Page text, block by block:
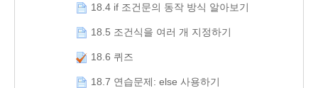
18.4 if 조건문의 동작 방식 알아보기
18.5 조건식을 여러 개 지정하기
18.6 퀴즈
18.7 연습문제: else 사용하기